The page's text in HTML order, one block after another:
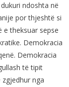
ndoshta në
por thjeshtë si
e theksuar sepse
Demokracia
Demokracia
të tipit
nga